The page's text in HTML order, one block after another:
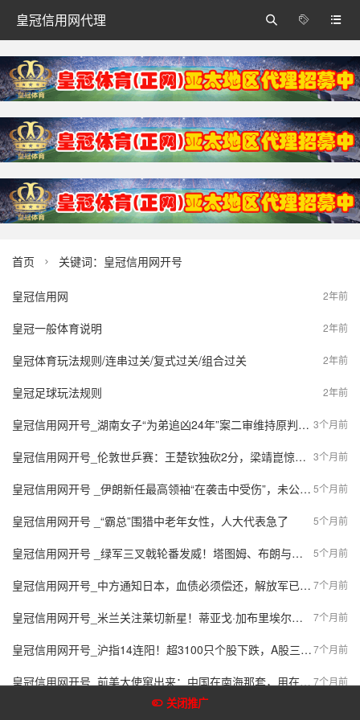
皇冠信用网代理 


关闭推广
首页  关键词：皇冠信用网开号
2年前
皇冠信用网
2年前
皇冠一般体育说明
2年前
皇冠体育玩法规则/连串过关/复式过关/组合过关
2年前
皇冠足球玩法规则
3个月前
皇冠信用网开号_湖南女子“为弟追凶24年”案二审维持原判，被告人被判死缓
3个月前
皇冠信用网开号_伦敦世乒赛：王楚钦独砍2分，梁靖崑惊天逆转，中国男乒将与日本队争夺冠军
5个月前
皇冠信用网开号 _伊朗新任最高领袖“在袭击中受伤”，未公开发表讲话，官方回应
5个月前
皇冠信用网开号 _“霸总”围猎中老年女性，人大代表急了
5个月前
皇冠信用网开号 _绿军三叉戟轮番发威！塔图姆、布朗与普理查德联手制服骑士，豪取赛季第43胜
7个月前
皇冠信用网开号_中方通知日本，血债必须偿还，解放军已上场，外交部也跟进行动
7个月前
皇冠信用网开号_米兰关注莱切新星！蒂亚戈·加布里埃尔或成夏季转会热门，身价在2000万至2500万欧之间
7个月前
皇冠信用网开号_沪指14连阳！超3100只个股下跌，A股三大指数集体收涨
7个月前
皇冠信用网开号_前美大使窜出来：中国在南海那套，用在格陵兰岛上？
皇冠信用网开号_“摆烂”后卖了54亿，贵州前首富稳居行业“铁王座”